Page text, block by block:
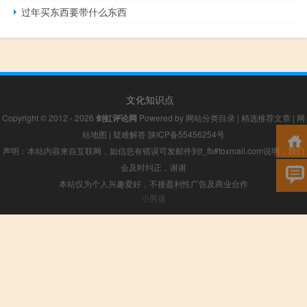
过年买东西要带什么东西
文化知识点
Copyright © 2012 - 2026 剑虹评论网 Powered by 网站分类目录 | 精选推荐文章 | 网
站地图 | 疑难解答 陕ICP备55456254号
声明：本站内容来自互联网，如信息有错误可发邮件到f_fb#foxmail.com说明，我们
会及时纠正，谢谢
本站仅为个人兴趣爱好，不接盈利性广告及商业合作
小男孩